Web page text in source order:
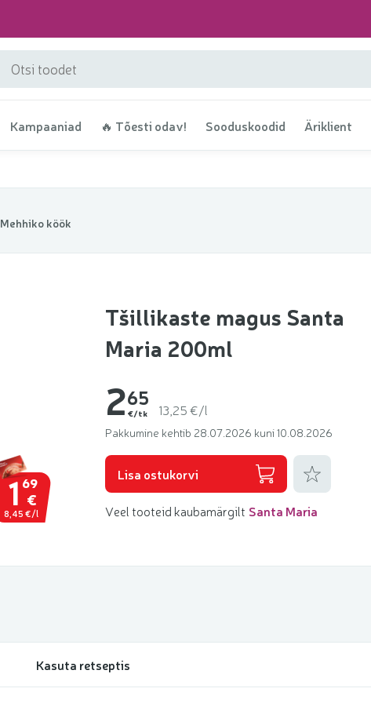
Kampaaniad 🔥 Tõesti odav! Sooduskoodid Äriklient
Mehhiko köök
169
€
8,45 €/l
Tšillikaste magus Santa
Maria 200ml
265
€/tk 13,25 €/l
Pakkumine kehtib 28.07.2026 kuni 10.08.2026
Lisa ostukorvi
Lisa lemmikuks
Veel tooteid kaubamärgilt Santa Maria
Kasuta retseptis